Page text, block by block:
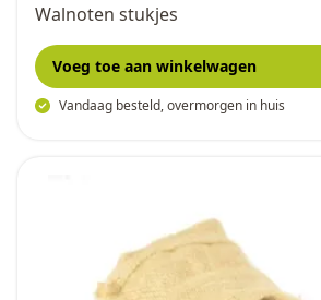
Walnoten stukjes
Vandaag besteld, overmorgen in huis
Voeg toe aan winkelwagen